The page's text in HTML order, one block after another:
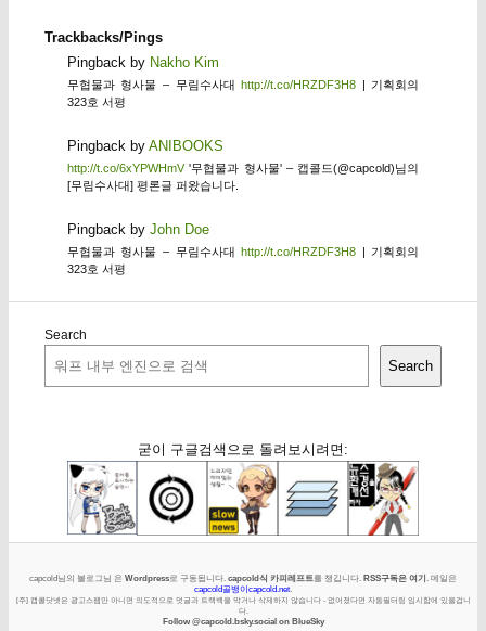
Trackbacks/Pings
Pingback by Nakho Kim
무협물과 형사물 – 무림수사대http://t.co/HRZDF3H8 | 기획회의
323호 서평
Pingback by ANIBOOKS
http://t.co/6xYPWHmV'무협물과 형사물' – 캡콜드(@capcold)님의
[무림수사대] 평론글 퍼왔습니다.
Pingback by John Doe
무협물과 형사물 – 무림수사대 http://t.co/HRZDF3H8 | 기획회의
323호 서평
Search
Search
굳이 구글검색으로 돌려보시려면:
capcold님의 블로그님 은 Wordpress로 구동됩니다. capcold식 카피레프트를 챙깁니다. RSS구독은 여기 . 메일은
capcold골뱅이capcold.net
[주] 캡콜닷넷은 광고스팸만 아니면 의도적으로 덧글과 트랙백을 막거나 삭제하지 않습니다 - 없어졌다면 자동필터링 임시함에 있을겁니
다.
Follow @capcold.bsky.social on BlueSky